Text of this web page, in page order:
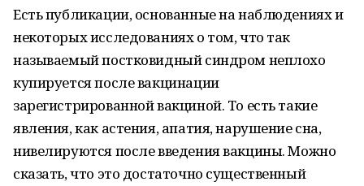
Есть публикации, основанные на наблюдениях и
некоторых исследованиях о том, что так
называемый постковидный синдром неплохо
купируется после вакцинации
зарегистрированной вакциной. То есть такие
явления, как астения, апатия, нарушение сна,
нивелируются после введения вакцины. Можно
сказать, что это достаточно существенный